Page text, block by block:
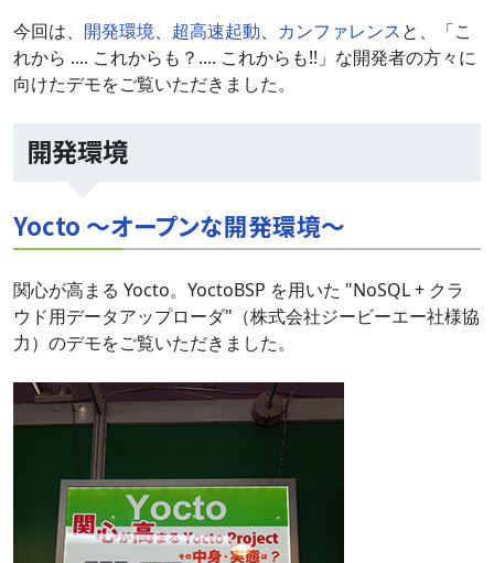
今回は、 開発環境、 超高速起動、 カンファレンスと、「こ
れから .... これからも？.... これからも!!」な開発者の方々に
向けたデモをご覧いただきました。
開発環境
Yocto ～オープンな開発環境～
関心が高まる Yocto。YoctoBSP を用いた "NoSQL + クラ
ウド用データアップローダ"（株式会社ジービーエー社様協
力）のデモをご覧いただきました。